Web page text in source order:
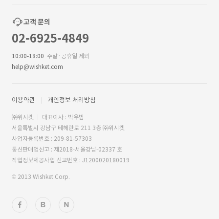
고객 문의
02-6925-4849
10:00-18:00 주말·공휴일 제외
help@wishket.com
이용약관 개인정보 처리방침
㈜위시켓
대표이사 : 박우범
서울특별시 강남구 테헤란로 211 3층 ㈜위시켓
사업자등록번호 : 209-81-57303
통신판매업신고 : 제2018-서울강남-02337 호
직업정보제공사업 신고번호 : J1200020180019
© 2013 Wishket Corp.